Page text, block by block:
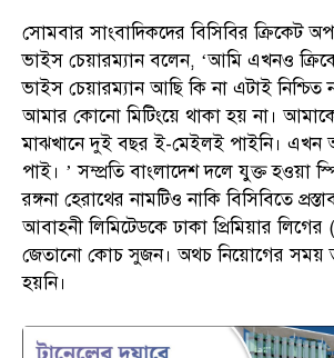
সোমবার সাংবাদিকদের বিসিবির ক্রিকেট
ভাইস চেয়ারম্যান বলেন, ‘আমি এখনও
ভাইস চেয়ারম্যান আছি কি না এটাই নিশ্চিত
আমার কোনো মিটিংয়ে থাকা হয় না।
মাঝখানে দুই বছর ই-মেইলই পাইনি। এখন
পাই। ’ সম্প্রতি বাংলাদেশ দলে যুক্ত হওয়া
রঙ্গনা হেরাথের নামটিও নাকি বিসিবিতে
আবাহনী লিমিটেডকে ঢাকা প্রিমিয়ার
জেতানো কোচ সুজন। অথচ নিয়োগের সময়
হয়নি।